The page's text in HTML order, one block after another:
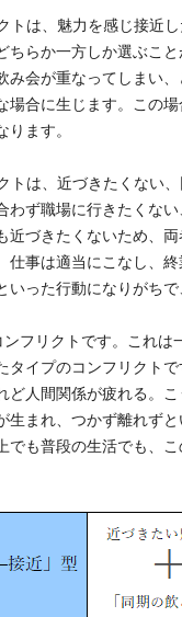
トは、魅力を感じ接近
ちらか一方しか選ぶこ
み会が重なってしまい
場合に生じます。この
ます。
トは、近づきたくない
わず職場に行きたくな
近づきたくないため、
仕事は適当にこなし、
いった行動になりがち
フリクトです。これ
タイプのコンフリクト
ど人間関係が疲れる。
生まれ、つかず離れず
でも普段の生活でも、